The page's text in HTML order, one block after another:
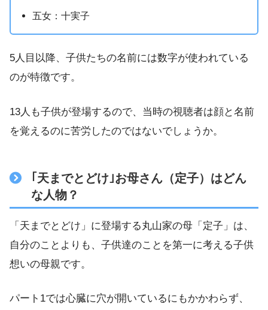
五女：十実子
5人目以降、子供たちの名前には数字が使われている
のが特徴です。
13人も子供が登場するので、当時の視聴者は顔と名前
を覚えるのに苦労したのではないでしょうか。
｢天までとどけ｣お母さん（定子）はどん
な人物？
「天までとどけ」に登場する丸山家の母「定子」は、
自分のことよりも、子供達のことを第一に考える子供
想いの母親です。
パート1では心臓に穴が開いているにもかかわらず、